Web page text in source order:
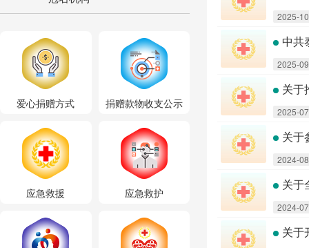
爱心捐赠方式 捐赠款物收支公示
应急救援 应急救护
2025-
中共
2025-
关于
2025-
关于
2024-
关于
2024-
关于